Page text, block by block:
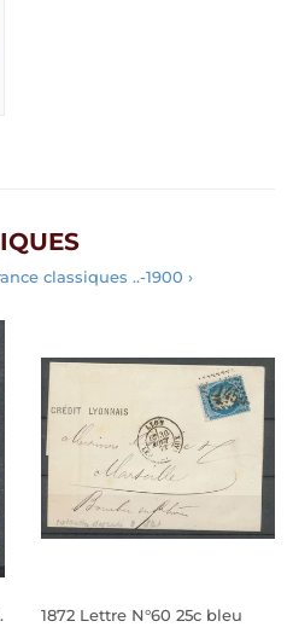
classiques ..-1900 ›
1872 Lettre N°60 25c bleu